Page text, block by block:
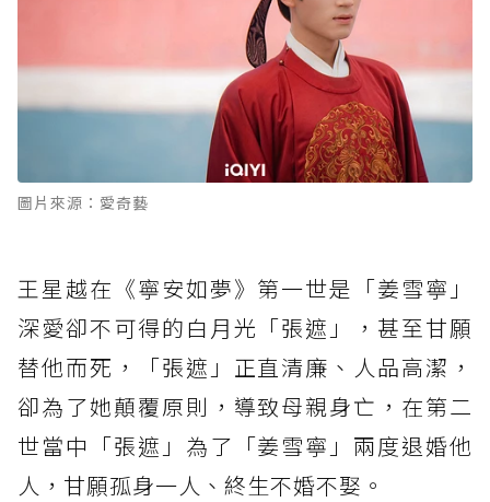
圖片來源：愛奇藝
王星越在《寧安如夢》第一世是「姜雪寧」
深愛卻不可得的白月光「張遮」，甚至甘願
替他而死，「張遮」正直清廉、人品高潔，
卻為了她顛覆原則，導致母親身亡，在第二
世當中「張遮」為了「姜雪寧」兩度退婚他
人，甘願孤身一人、終生不婚不娶。